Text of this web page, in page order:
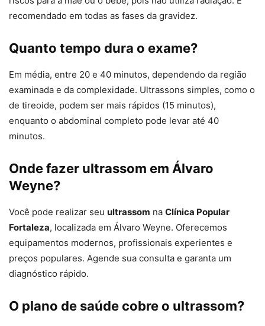
recomendado em todas as fases da gravidez.
Quanto tempo dura o exame?
Em média, entre 20 e 40 minutos, dependendo da região
examinada e da complexidade. Ultrassons simples, como o
de tireoide, podem ser mais rápidos (15 minutos),
enquanto o abdominal completo pode levar até 40
minutos.
Onde fazer ultrassom em Álvaro
Weyne?
Você pode realizar seu ultrassom na Clínica Popular
Fortaleza, localizada em Álvaro Weyne. Oferecemos
equipamentos modernos, profissionais experientes e
preços populares. Agende sua consulta e garanta um
diagnóstico rápido.
O plano de saúde cobre o ultrassom?